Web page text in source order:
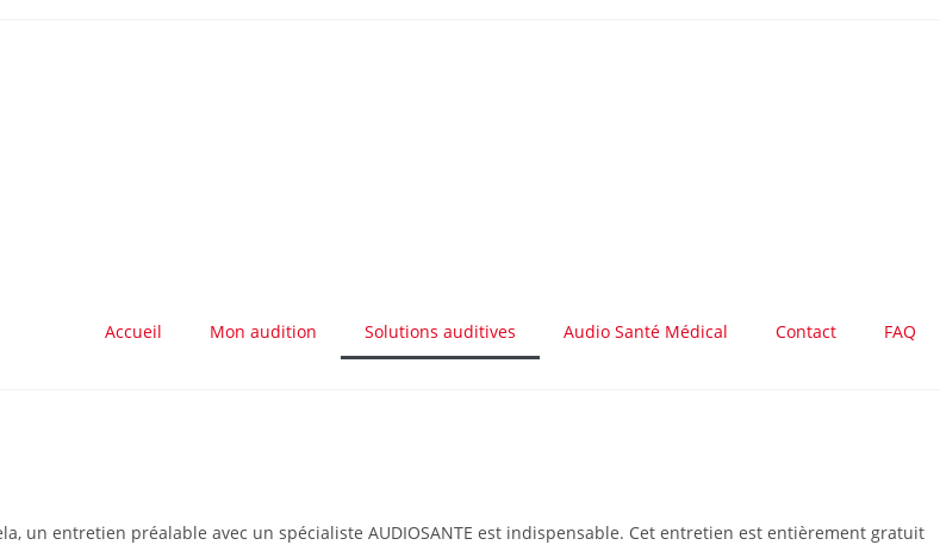
Accueil Mon audition Solutions auditives Audio Santé Médical Contact FAQ
un entretien préalable avec un spécialiste AUDIOSANTE est indispensable. Cet entretien est entièrement gratuit